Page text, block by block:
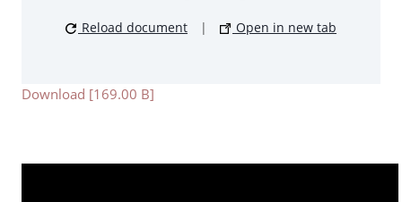
Reload document | Open in new tab
Download [169.00 B]